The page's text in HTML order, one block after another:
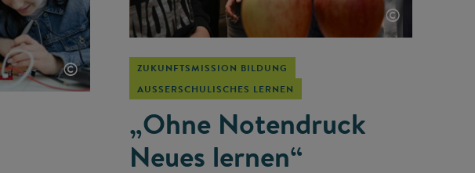
©
©
ZUKUNFTSMISSION BILDUNG
AUSSERSCHULISCHES LERNEN
„Ohne Notendruck
Neues lernen“